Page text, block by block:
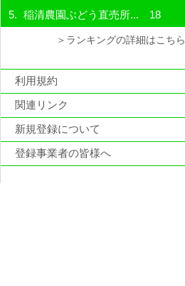
稲清農園ぶどう直売所... 18
＞ランキングの詳細はこちら
利用規約
関連リンク
新規登録について
登録事業者の皆様へ